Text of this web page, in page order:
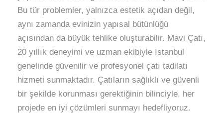
Bu tür problemler, yalnızca estetik açıdan değil,
aynı zamanda evinizin yapısal bütünlüğü
açısından da büyük tehlike oluşturabilir. Mavi Çatı,
20 yıllık deneyimi ve uzman ekibiyle İstanbul
genelinde güvenilir ve profesyonel çatı tadilatı
hizmeti sunmaktadır. Çatıların sağlıklı ve güvenli
bir şekilde korunması gerektiğinin bilinciyle, her
projede en iyi çözümleri sunmayı hedefliyoruz.